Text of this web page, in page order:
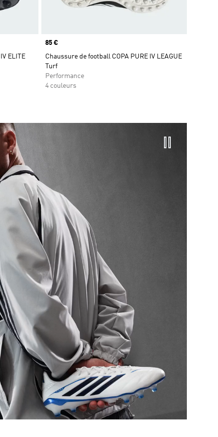
ELITE
Prix
85 €
Chaussure de football COPA PURE IV LEAGUE
Turf
Performance
4 couleurs